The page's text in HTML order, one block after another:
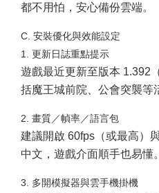
都不用怕，安心備份雲端。
C. 安裝優化與效能設定
1. 更新日誌重點提示
遊戲最近更新至版本 1.392
括魔王城前院、公會突襲等
2. 畫質／幀率／語言包
建議開啟 60fps（或最高）
中文，遊戲介面順手也易懂。
3. 多開模擬器與雲手機掛機